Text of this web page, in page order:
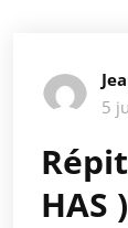
5
HAS )